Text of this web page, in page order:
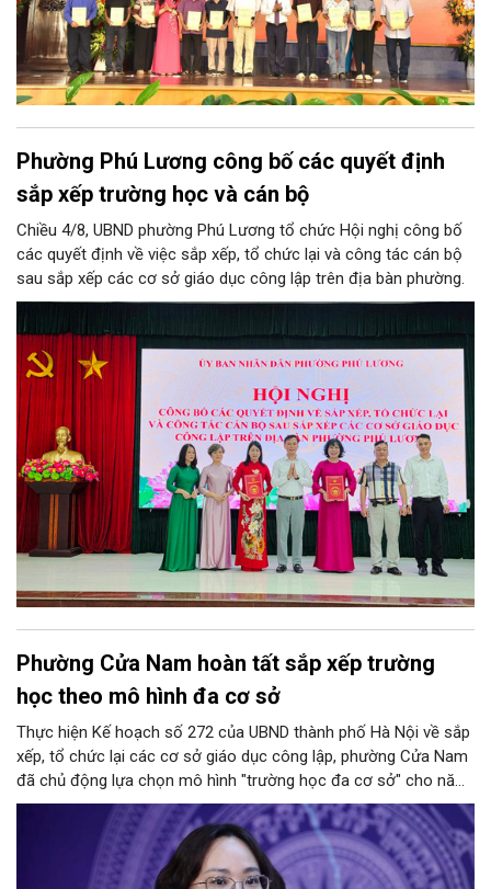
Phường Phú Lương công bố các quyết định
sắp xếp trường học và cán bộ
Chiều 4/8, UBND phường Phú Lương tổ chức Hội nghị công bố
các quyết định về việc sắp xếp, tổ chức lại và công tác cán bộ
sau sắp xếp các cơ sở giáo dục công lập trên địa bàn phường.
Phường Cửa Nam hoàn tất sắp xếp trường
học theo mô hình đa cơ sở
Thực hiện Kế hoạch số 272 của UBND thành phố Hà Nội về sắp
xếp, tổ chức lại các cơ sở giáo dục công lập, phường Cửa Nam
đã chủ động lựa chọn mô hình "trường học đa cơ sở" cho năm
học 2026 - 2027. Phương án này vừa giúp tinh gọn đầu mối
quản lý, nâng cao hiệu quả khai thác cơ sở vật chất, vừa bảo
đảm nguyên tắc "không làm xáo trộn điểm học", giữ vững tâm
lý cho học sinh và phụ huynh. Trao đổi với Phóng viên Tạp chí